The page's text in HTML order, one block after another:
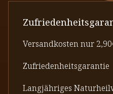
Versandkosten nur
Zufriedenheitsgarantie
Langjähriges